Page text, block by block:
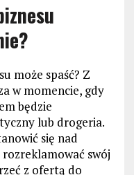
może spaść? Z
w momencie, gdy
będzie
lub drogeria.
się nad
swój
z ofertą do